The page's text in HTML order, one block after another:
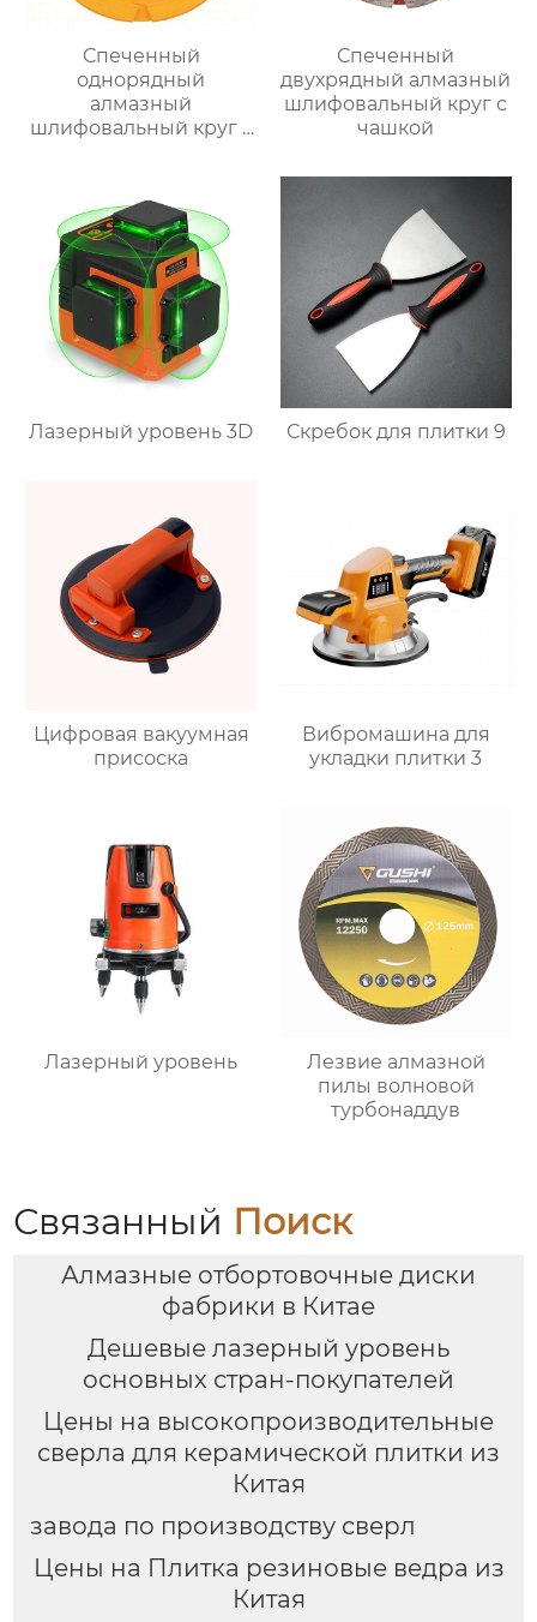
Спеченный
однорядный
алмазный
шлифовальный круг с
Спеченный
двухрядный алмазный
шлифовальный круг с
чашкой
Лазерный уровень 3D Скребок для плитки 9
Цифровая вакуумная
присоска
Вибромашина для
укладки плитки 3
Лазерный уровень
Лезвие алмазной
пилы волновой
турбонаддув
Связанный Поиск
Алмазные отбортовочные диски
фабрики в Китае
Дешевые лазерный уровень
основных стран-покупателей
Цены на высокопроизводительные
сверла для керамической плитки из
Китая
завода по производству сверл
Цены на Плитка резиновые ведра из
Китая